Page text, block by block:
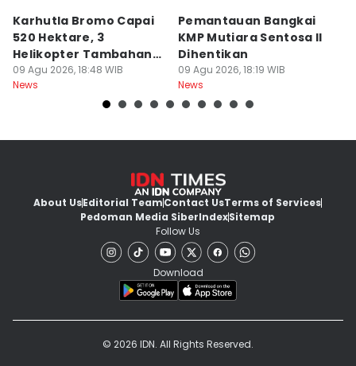
Karhutla Bromo Capai
520 Hektare, 3
Helikopter Tambahan
Diterjunkan
09 Agu 2026, 18:48 WIB
News
Pemantauan Bangkai
KMP Mutiara Sentosa II
Dihentikan
09 Agu 2026, 18:19 WIB
News
About UsEditorial TeamContact UsTerms of Services
Pedoman Media SiberIndexSitemap
Follow Us
Download
© 2026 IDN. All Rights Reserved.